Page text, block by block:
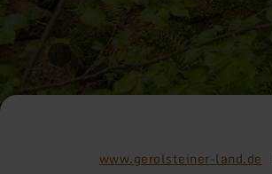
www.gerolsteiner-land.de